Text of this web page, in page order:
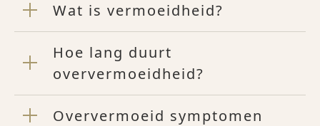
Wat is vermoeidheid?
Hoe lang duurt
oververmoeidheid?
Oververmoeid symptomen